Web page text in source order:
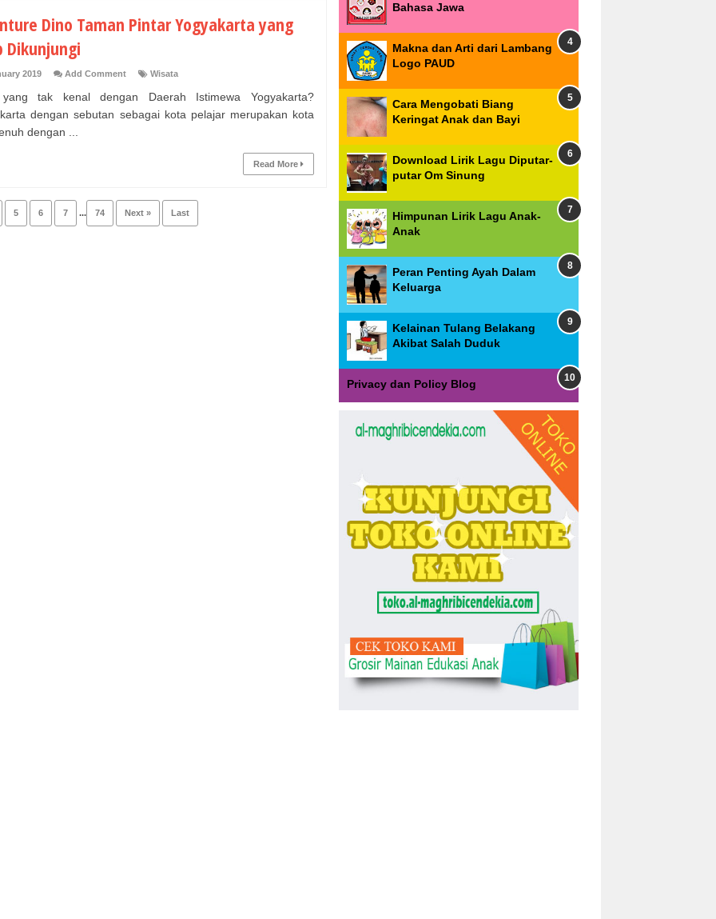
Dino Taman Pintar Yogyakarta yang
Dikunjungi
2019 Add Comment Wisata
tak kenal dengan Daerah Istimewa Yogyakarta?
dengan sebutan sebagai kota pelajar merupakan kota
dengan ...
Read More
5 6 7 ... 74 Next » Last
Bahasa Jawa
Makna dan Arti dari Lambang
Logo PAUD
Cara Mengobati Biang
Keringat Anak dan Bayi
Download Lirik Lagu Diputar-
putar Om Sinung
Himpunan Lirik Lagu Anak-
Anak
Peran Penting Ayah Dalam
Keluarga
Kelainan Tulang Belakang
Akibat Salah Duduk
Privacy dan Policy Blog